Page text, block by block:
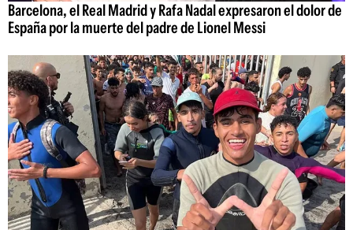
Barcelona, el Real Madrid y Rafa Nadal expresaron el dolor de
España por la muerte del padre de Lionel Messi